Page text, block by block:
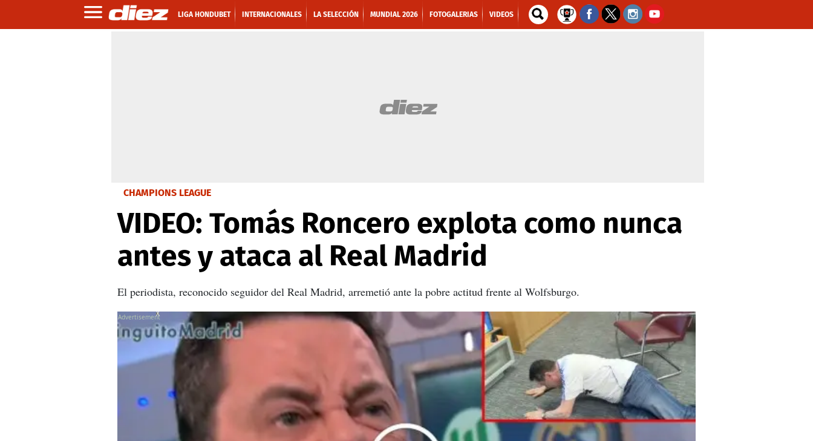
LIGA HONDUBET INTERNACIONALES LA SELECCIÓN MUNDIAL 2026 FOTOGALERIAS VIDEOS
CHAMPIONS LEAGUE
VIDEO: Tomás Roncero explota como nunca
antes y ataca al Real Madrid
El periodista, reconocido seguidor del Real Madrid, arremetió ante la pobre actitud frente al Wolfsburgo.
X